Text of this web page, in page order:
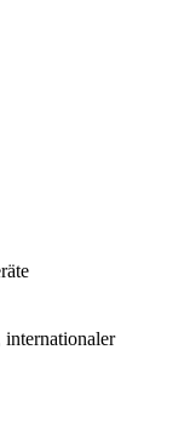
internationaler